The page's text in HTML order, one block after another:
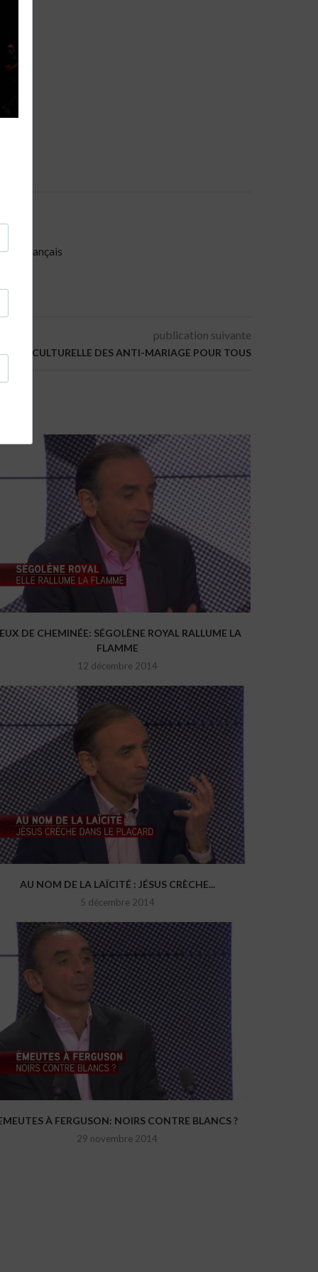
français
publication suivante
CULTURELLE DES ANTI-MARIAGE POUR TOUS
DE CHEMINÉE: SÉGOLÈNE ROYAL RALLUME LA
FLAMME
12 décembre 2014
AU NOM DE LA LAÏCITÉ : JÉSUS CRÈCHE...
5 décembre 2014
À FERGUSON: NOIRS CONTRE BLANCS ?
29 novembre 2014